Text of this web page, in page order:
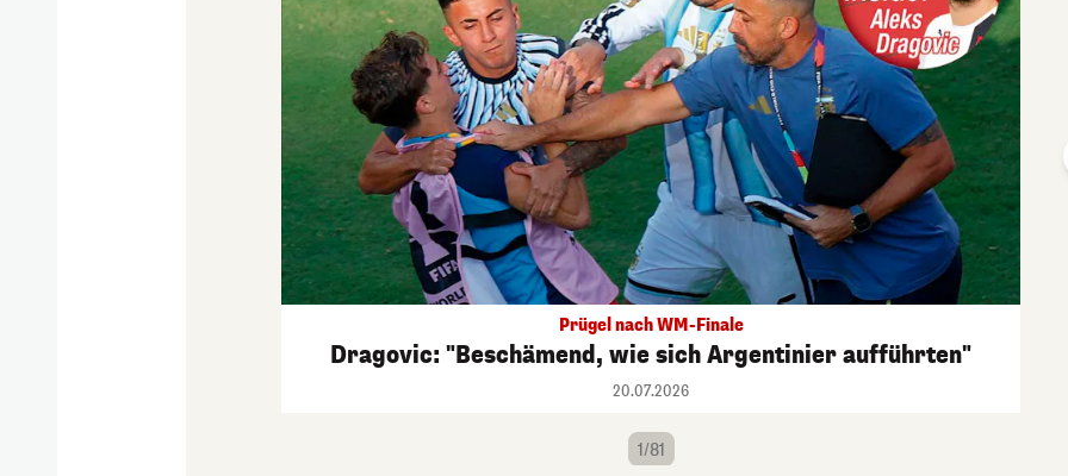
Prügel nach WM-Finale
Dragovic: "Beschämend, wie sich Argentinier aufführten"
20.07.2026
1/81